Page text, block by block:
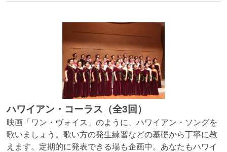
ハワイアン・コーラス（全3回）
映画「ワン・ヴォイス」のように、ハワイアン・ソングを
歌いましょう。歌い方の発生練習などの基礎から丁寧に教
えます。定期的に発表できる場も企画中。あなたもハワイ